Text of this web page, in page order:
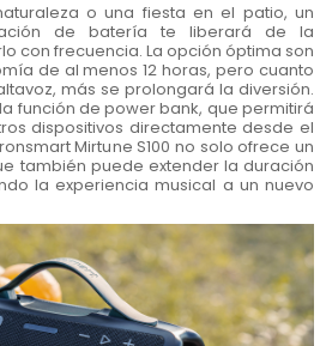
o una fiesta en el patio, un
de batería te liberará de la
con frecuencia. La opción óptima son
de al menos 12 horas, pero cuanto
más se prolongará la diversión.
función de power bank, que permitirá
dispositivos directamente desde el
Mirtune S100 no solo ofrece un
también puede extender la duración
la experiencia musical a un nuevo